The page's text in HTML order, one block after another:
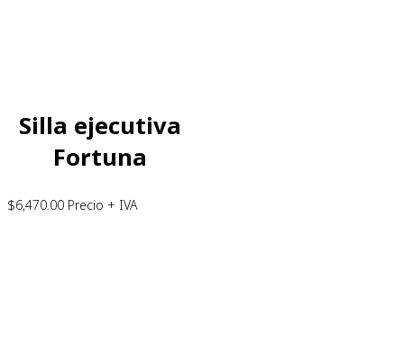
Silla ejecutiva
Fortuna
$6,470.00 Precio + IVA